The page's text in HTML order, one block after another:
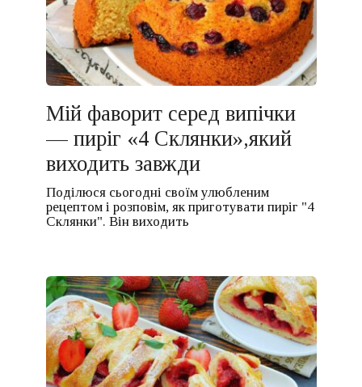
Мій фаворит серед випічки
— пиріг «4 Склянки»,який
виходить завжди
Поділюся сьогодні своїм улюбленим
рецептом і розповім, як приготувати пиріг "4
Склянки". Він виходить